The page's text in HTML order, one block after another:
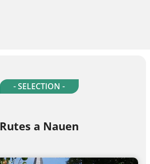
- SELECTION -
Rutes a Nauen